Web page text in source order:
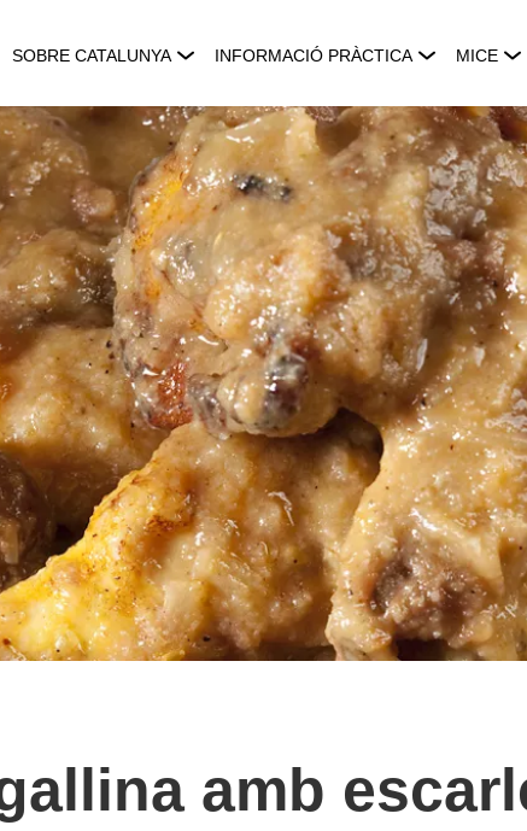
SOBRE CATALUNYA INFORMACIÓ PRÀCTICA MICE
amb